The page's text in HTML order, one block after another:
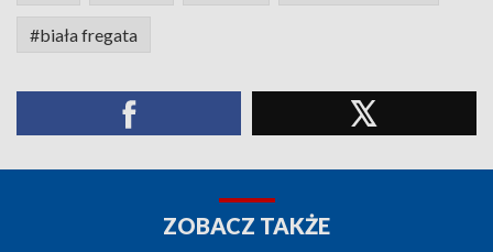
#biała fregata
ZOBACZ TAKŻE